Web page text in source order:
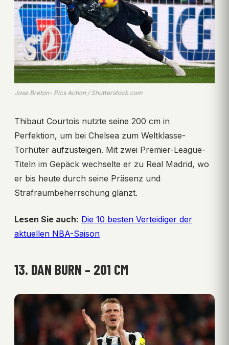
Jose Breton- Pics Action / Shutterstock.com
Thibaut Courtois nutzte seine 200 cm in
Perfektion, um bei Chelsea zum Weltklasse-
Torhüter aufzusteigen. Mit zwei Premier-League-
Titeln im Gepäck wechselte er zu Real Madrid, wo
er bis heute durch seine Präsenz und
Strafraumbeherrschung glänzt.
Lesen Sie auch: Die 10 besten Verteidiger der
aktuellen NBA-Saison
13. DAN BURN – 201 CM